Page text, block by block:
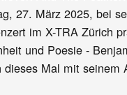
27. März 2025, bei
im X-TRA Zürich
und Poesie -
dieses Mal mit seinem